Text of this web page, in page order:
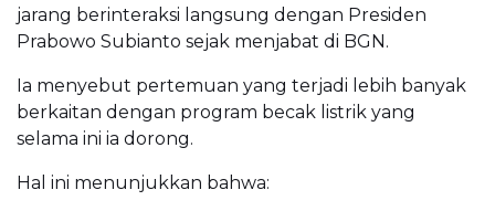
jarang berinteraksi langsung dengan Presiden
Prabowo Subianto sejak menjabat di BGN.
Ia menyebut pertemuan yang terjadi lebih banyak
berkaitan dengan program becak listrik yang
selama ini ia dorong.
Hal ini menunjukkan bahwa: